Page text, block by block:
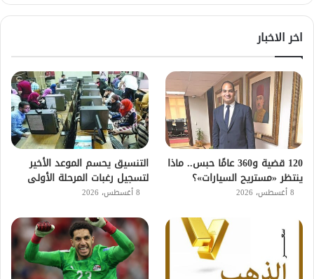
اخر الاخبار
120 قضية و360 عامًا حبس.. ماذا
ينتظر «مستريح السيارات»؟
8 أغسطس، 2026
التنسيق يحسم الموعد الأخير
لتسجيل رغبات المرحلة الأولى
8 أغسطس، 2026